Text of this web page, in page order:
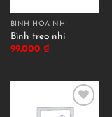
BÌNH HOA NHÍ
Bình treo nhí
99.000 ₫